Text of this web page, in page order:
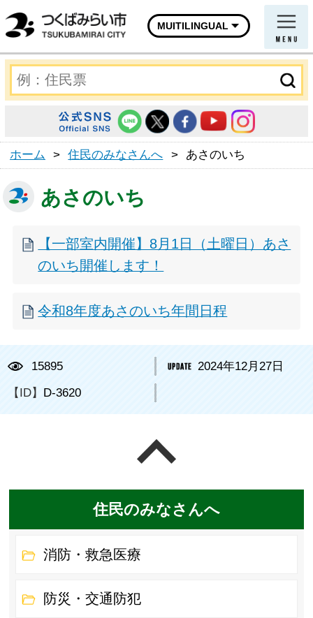
MUITILINGUAL
ホーム > 住民のみなさんへ > あさのいち
あさのいち
【一部室内開催】8月1日（土曜日）あさ
のいち開催します！
令和8年度あさのいち年間日程
15895 2024年12月27日
【ID】 D-3620
住民のみなさんへ
消防・救急医療
防災・交通防犯